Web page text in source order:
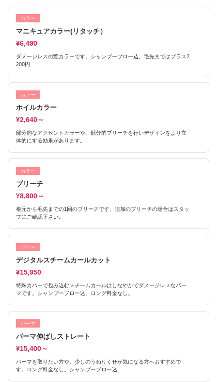
カラー
マニキュアカラー(リタッチ）
¥6,490
ダメージレスの艶カラーです。シャンプーブロー込。毛先まではプラス2
200円
カラー
ホイルカラー
¥2,640～
部分的なアクセントカラーや、部分的ブリーチを行いデザインをより立
体的にする効果があります。
カラー
ブリーチ
¥8,800～
根元から毛先までの1回のブリーチです。追加のブリーチの場合はスタッ
フにご確認下さい。
パーマ
デジタルスチームカールカット
¥15,950
特殊カバーで包み込むスチームカールはしなやかでダメージレスなパー
マです。シャンプーブロー込。ロング料金なし。
パーマ
パーマ伸ばしストレート
¥15,400～
パーマを取りたい方や、少しのうねりくせが気になる方へおすすめで
す。ロング料金なし。シャンプーブロー込